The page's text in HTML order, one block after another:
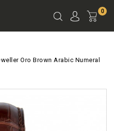
0
Oro Brown Arabic Numeral